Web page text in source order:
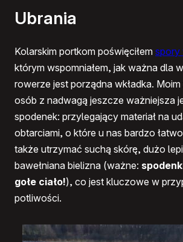
Ubrania
Kolarskim portkom poświęciłem spory
którym wspomniałem, jak ważna dla
rowerze jest porządna wkładka.
osób z nadwagą jeszcze ważniejsza
spodenek: przylegający materiał na
obtarciami, o które u nas bardzo
także utrzymać suchą skórę, dużo
bawełniana bielizna (ważne:
gołe ciało!), co jest kluczowe w
potliwości.